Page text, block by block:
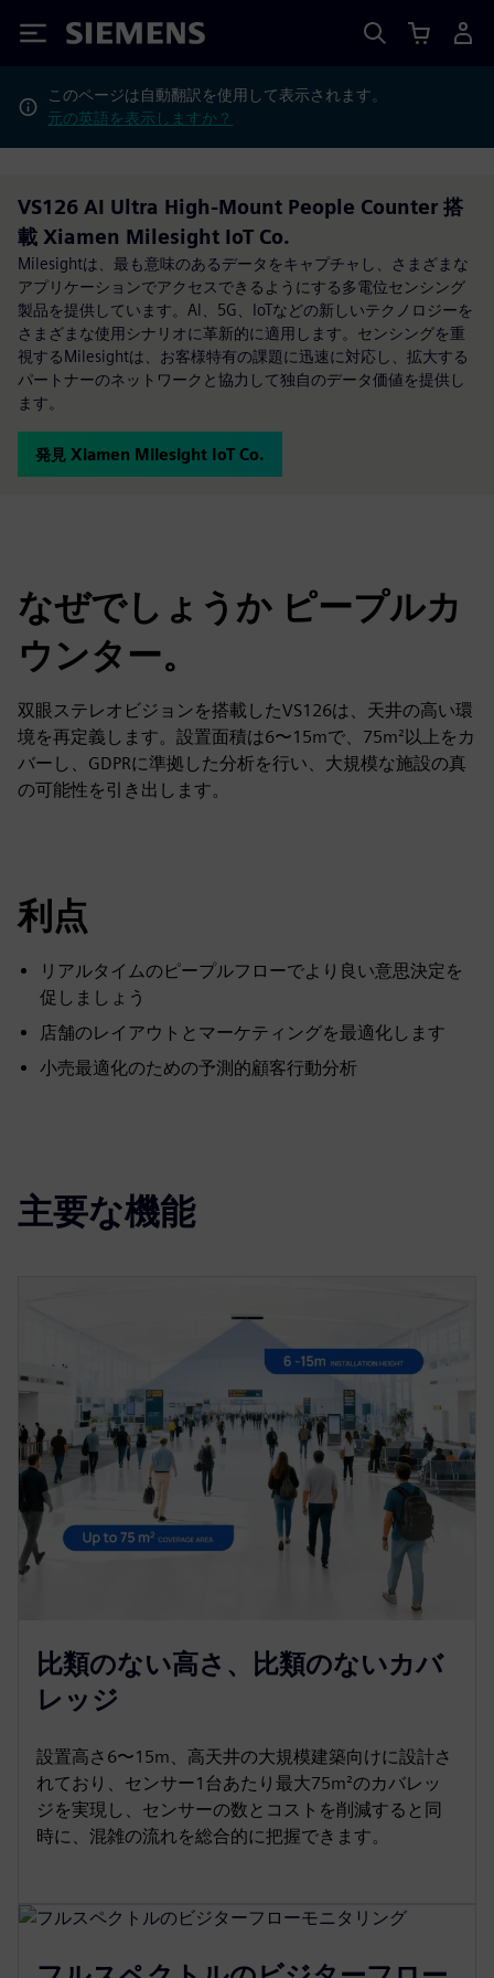
Siemens
このページは自動翻訳を使用して表示されます。
元の英語を表示しますか？
VS126 AI Ultra High-Mount People Counter 搭
載 Xiamen Milesight IoT Co.
Milesightは、最も意味のあるデータをキャプチャし、さまざまな
アプリケーションでアクセスできるようにする多電位センシング
製品を提供しています。Al、5G、IoTなどの新しいテクノロジーを
さまざまな使用シナリオに革新的に適用します。センシングを重
視するMilesightは、お客様特有の課題に迅速に対応し、拡大する
パートナーのネットワークと協力して独自のデータ価値を提供し
ます。
発見 Xiamen Milesight IoT Co.
なぜでしょうか ピープルカ
ウンター。
双眼ステレオビジョンを搭載したVS126は、天井の高い環
境を再定義します。設置面積は6〜15mで、75m²以上をカ
バーし、GDPRに準拠した分析を行い、大規模な施設の真
の可能性を引き出します。
利点
リアルタイムのピープルフローでより良い意思決定を
促しましょう
店舗のレイアウトとマーケティングを最適化します
小売最適化のための予測的顧客行動分析
主要な機能
比類のない高さ、比類のないカバ
レッジ
設置高さ6〜15m、高天井の大規模建築向けに設計さ
れており、センサー1台あたり最大75m²のカバレッ
ジを実現し、センサーの数とコストを削減すると同
時に、混雑の流れを総合的に把握できます。